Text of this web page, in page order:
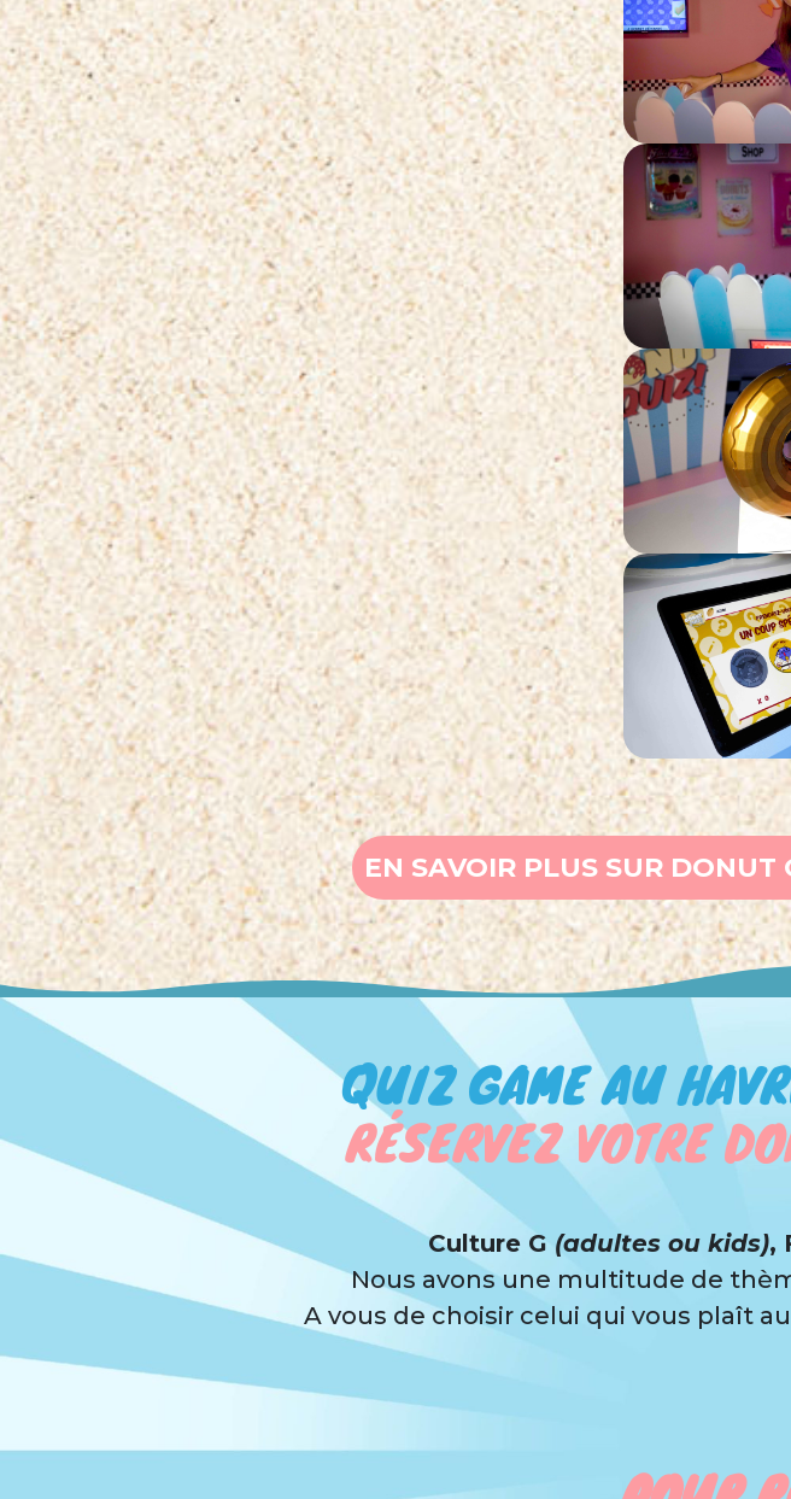
EN SAVOIR PLUS SUR DONUT
QUIZ GAME AU
RÉSERVEZ VOTRE
Culture G (adultes ou kids),
Nous avons une multitude de
A vous de choisir celui qui vous plaît